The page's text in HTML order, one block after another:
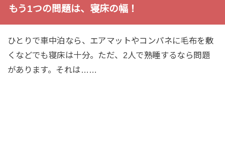
もう1つの問題は、寝床の幅！
ひとりで車中泊なら、エアマットやコンパネに毛布を敷
くなどでも寝床は十分。ただ、2人で熟睡するなら問題
があります。それは……